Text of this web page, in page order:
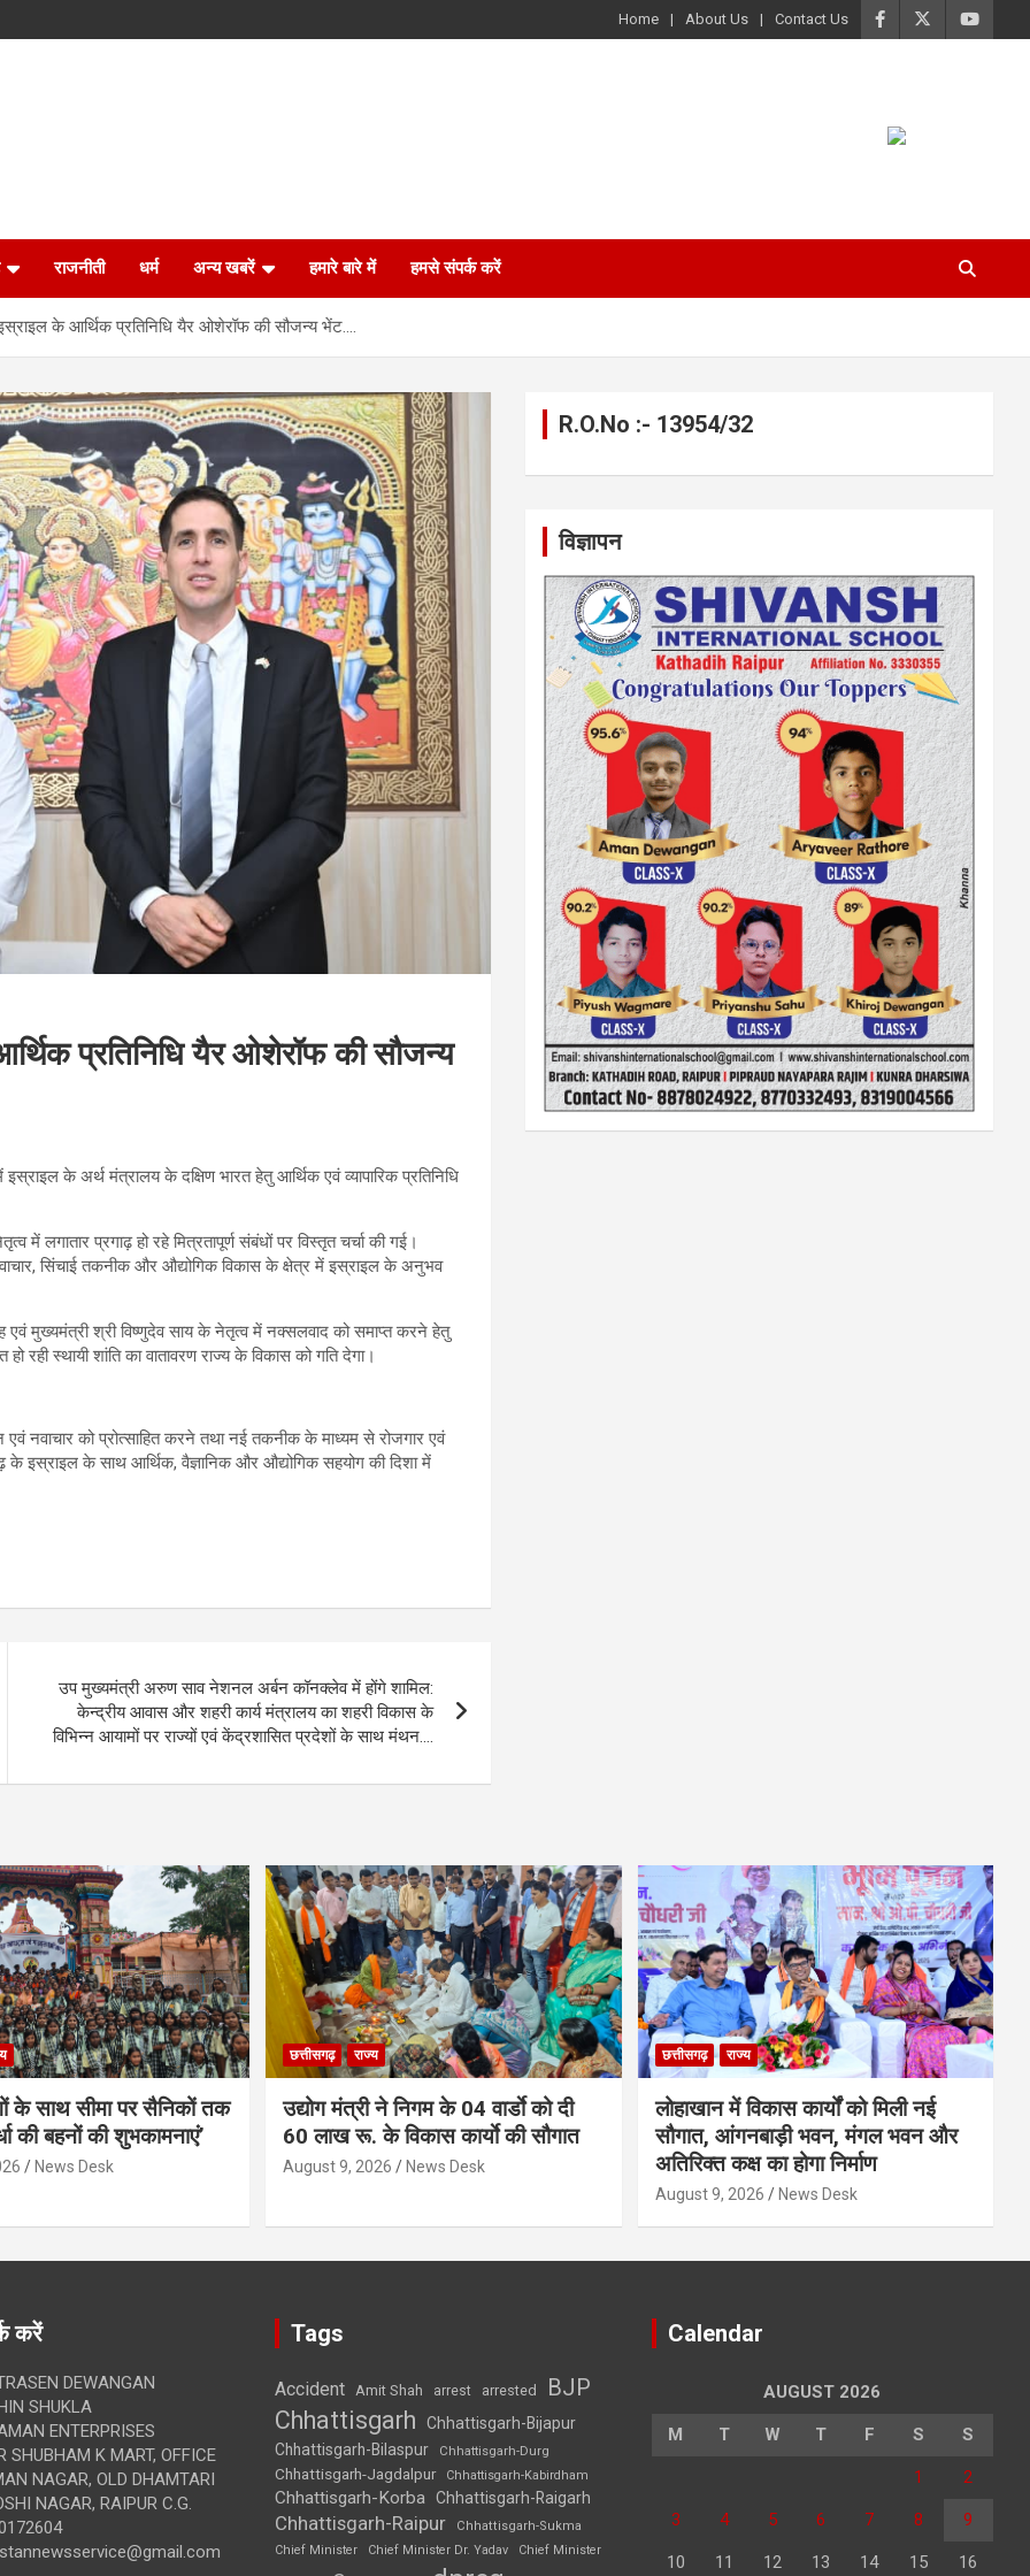
Home About Us Contact Us
राजनीती धर्म अन्य खबरें हमारे बारे में हमसे संपर्क करें
के आर्थिक प्रतिनिधि यैर ओशेरॉफ की सौजन्य भेंट….
प्रतिनिधि यैर ओशेरॉफ की सौजन्य
के अर्थ मंत्रालय के दक्षिण भारत हेतु आर्थिक एवं व्यापारिक प्रतिनिधि
लगातार प्रगाढ़ हो रहे मित्रतापूर्ण संबंधों पर विस्तृत चर्चा की गई।
नवाचार, सिंचाई तकनीक और औद्योगिक विकास के क्षेत्र में इस्राइल के अनुभव
मुख्यमंत्री श्री विष्णुदेव साय के नेतृत्व में नक्सलवाद को समाप्त करने हेतु
रही स्थायी शांति का वातावरण राज्य के विकास को गति देगा।
को प्रोत्साहित करने तथा नई तकनीक के माध्यम से रोजगार एवं
इस्राइल के साथ आर्थिक, वैज्ञानिक और औद्योगिक सहयोग की दिशा में
उप मुख्यमंत्री अरुण साव नेशनल अर्बन कॉनक्लेव में होंगे शामिल:
केन्द्रीय आवास और शहरी कार्य मंत्रालय का शहरी विकास के
विभिन्न आयामों पर राज्यों एवं केंद्रशासित प्रदेशों के साथ मंथन….
R.O.No :- 13954/32
विज्ञापन
के साथ सीमा पर सैनिकों तक
की बहनों की शुभकामनाएं’
News Desk
छत्तीसगढ़ राज्य
उद्योग मंत्री ने निगम के 04 वार्डाे को दी
60 लाख रू. के विकास कार्याे की सौगात
August 9, 2026 News Desk
छत्तीसगढ़ राज्य
लोहाखान में विकास कार्यों को मिली नई
सौगात, आंगनबाड़ी भवन, मंगल भवन और
अतिरिक्त कक्ष का होगा निर्माण
August 9, 2026 News Desk
करें
DEWANGAN
SHUKLA
ENTERPRISES
SHUBHAM K MART, OFFICE
NAGAR, OLD DHAMTARI
NAGAR, RAIPUR C.G.
Tags
Accident Amit Shah arrest arrested BJP
Chhattisgarh
Chhattisgarh-Bijapur
Chhattisgarh-Bilaspur
Chhattisgarh-Durg
Chhattisgarh-Jagdalpur Chhattisgarh-Kabirdham
Chhattisgarh-Korba Chhattisgarh-Raigarh
Chhattisgarh-Raipur
Chhattisgarh-Sukma
Chief Minister
Chief Minister Dr. Yadav Chief Minister
Calendar
AUGUST 2026
M T W T F S S
1 2
3 4 5 6 7 8 9
10 11 12 13 14 15 16